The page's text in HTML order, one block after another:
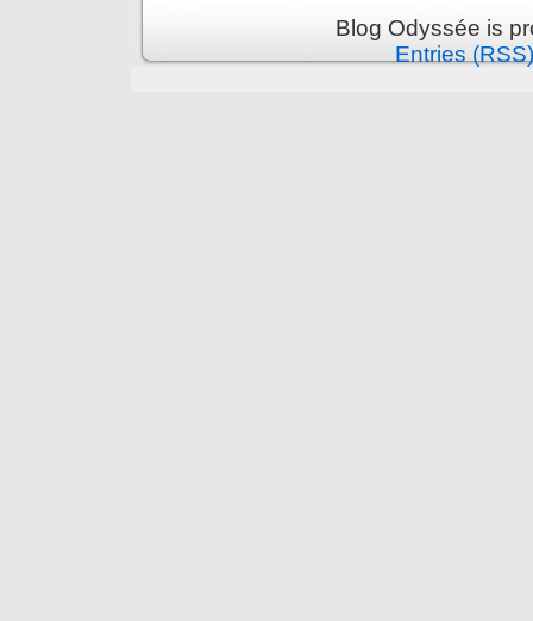
Blog Odyssée is
Entries (RSS)